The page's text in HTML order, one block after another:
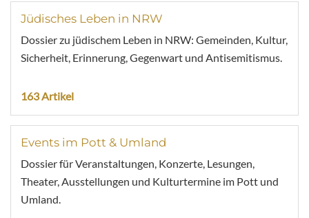
Jüdisches Leben in NRW
Dossier zu jüdischem Leben in NRW: Gemeinden, Kultur,
Sicherheit, Erinnerung, Gegenwart und Antisemitismus.
163 Artikel
Events im Pott & Umland
Dossier für Veranstaltungen, Konzerte, Lesungen,
Theater, Ausstellungen und Kulturtermine im Pott und
Umland.